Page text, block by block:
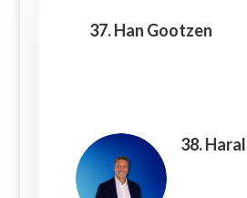
37. Han Gootzen
38.